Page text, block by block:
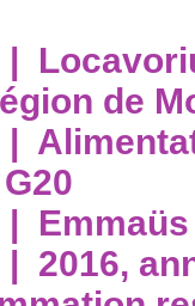
|
de
|
|
| 2016,